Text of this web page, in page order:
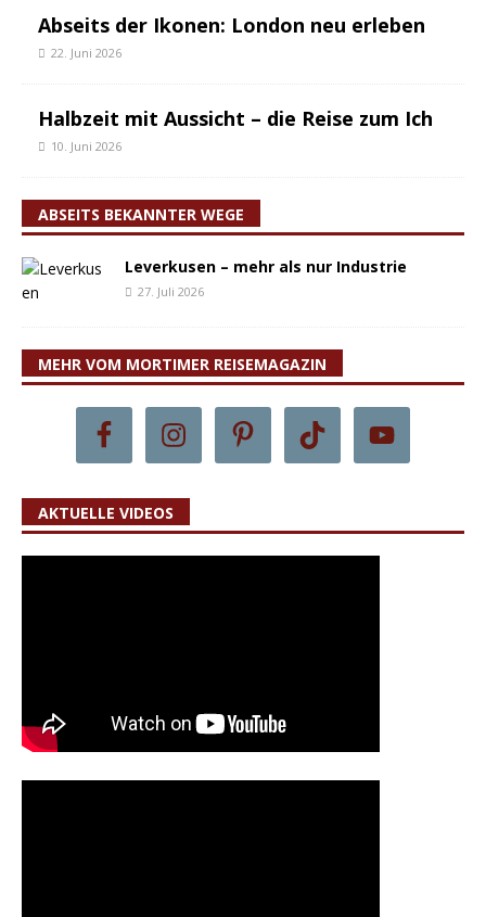
Abseits der Ikonen: London neu erleben
22. Juni 2026
Halbzeit mit Aussicht – die Reise zum Ich
10. Juni 2026
ABSEITS BEKANNTER WEGE
Leverkusen – mehr als nur Industrie
27. Juli 2026
MEHR VOM MORTIMER REISEMAGAZIN
AKTUELLE VIDEOS